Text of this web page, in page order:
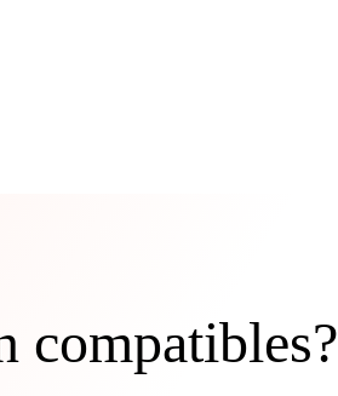
compatibles?